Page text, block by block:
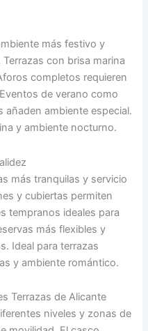
más festivo y
con brisa marina
completos requieren
de verano como
añaden ambiente especial.
y ambiente nocturno.
más tranquilas y servicio
y cubiertas permiten
tempranos ideales para
más flexibles y
Ideal para terrazas
y ambiente romántico.
Terrazas de Alicante
niveles y zonas de